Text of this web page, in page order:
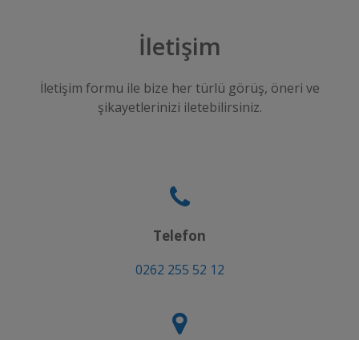
İletişim
İletişim formu ile bize her türlü görüş, öneri ve
şikayetlerinizi iletebilirsiniz.
Telefon
0262 255 52 12